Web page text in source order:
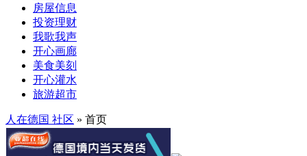
房屋信息
投资理财
我歌我声
开心画廊
美食美刻
开心灌水
旅游超市
人在德国 社区 » 首页